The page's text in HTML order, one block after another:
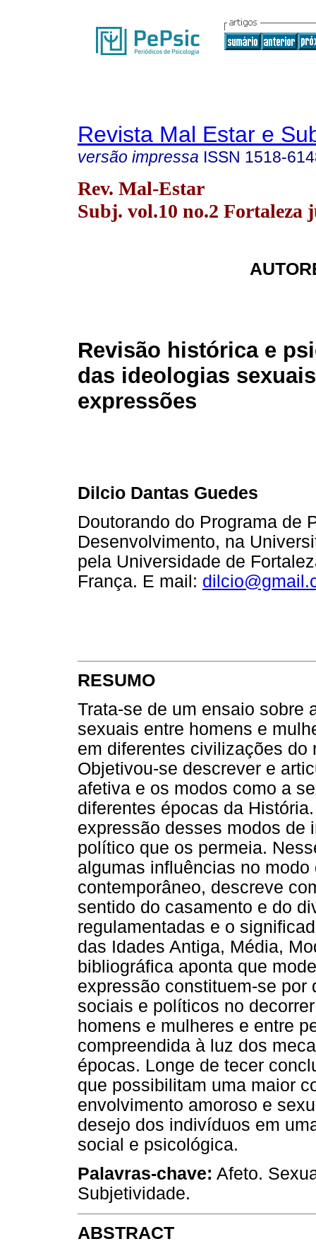
Revista Mal Estar e
versão impressa ISSN 1518-
Rev. Mal-Estar
Subj. vol.10 no.2 Fortaleza
Revisão histórica e
das ideologias
expressões
Dilcio Dantas Guedes
Doutorando do Programa de
Desenvolvimento, na
pela Universidade de
França. E mail:
RESUMO
Trata-se de um ensaio sobre
sexuais entre homens e
em diferentes civilizações do
Objetivou-se descrever e
afetiva e os modos como a
diferentes épocas da
expressão desses modos de
político que os permeia.
algumas influências no
contemporâneo, descreve
sentido do casamento e do
regulamentadas e o
das Idades Antiga, Média,
bibliográfica aponta que
expressão constituem-se
sociais e políticos no
homens e mulheres e entre
compreendida à luz dos
épocas. Longe de tecer
que possibilitam uma maior
envolvimento amoroso e
desejo dos indivíduos em
social e psicológica.
Palavras-chave: Afeto.
Subjetividade.
ABSTRACT